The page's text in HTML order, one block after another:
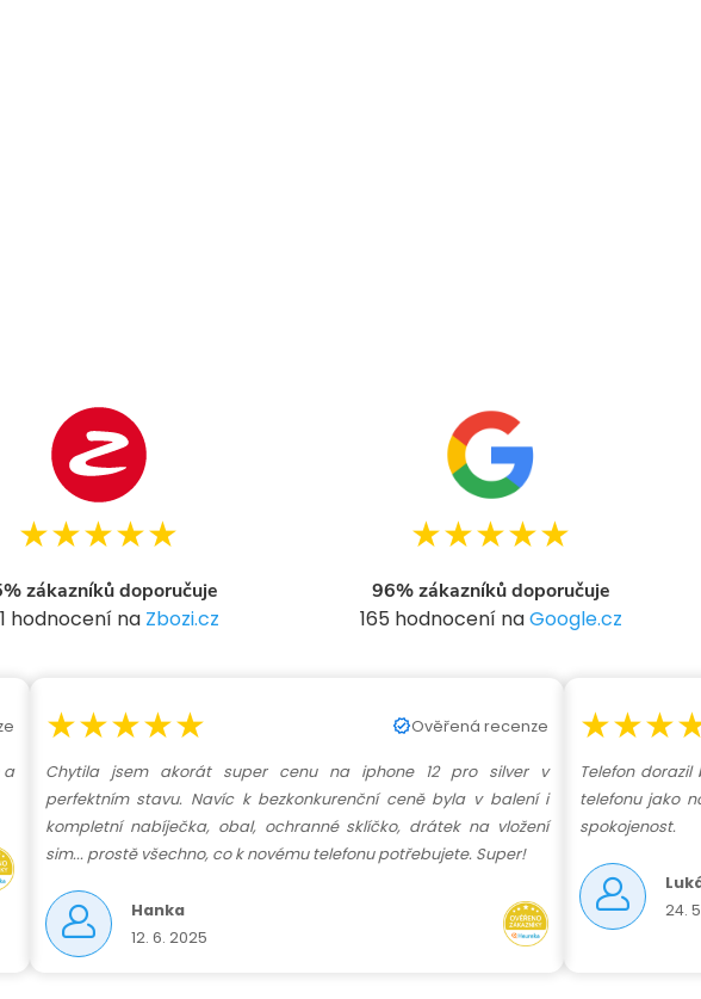
★★★★★
zákazníků doporučuje
hodnocení na Zbozi.cz
★★★★★
96% zákazníků doporučuje
165 hodnocení naGoogle.cz
a
★★★★★ Ověřená recenze
Chytila jsem akorát super cenu na iphone 12 pro silver v
perfektním stavu. Navíc k bezkonkurenční ceně byla v balení i
kompletní nabíječka, obal, ochranné sklíčko, drátek na vložení
sim... prostě všechno, co k novému telefonu potřebujete. Super!
Hanka
12. 6. 2025
Telefon
telefonu jako
spokojenost.
24.